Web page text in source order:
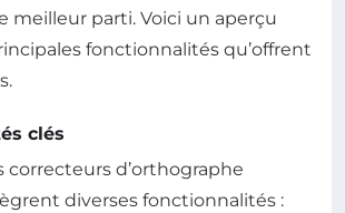
meilleur parti. Voici un aperçu
fonctionnalités qu’offrent
clés
correcteurs d’orthographe
diverses fonctionnalités :